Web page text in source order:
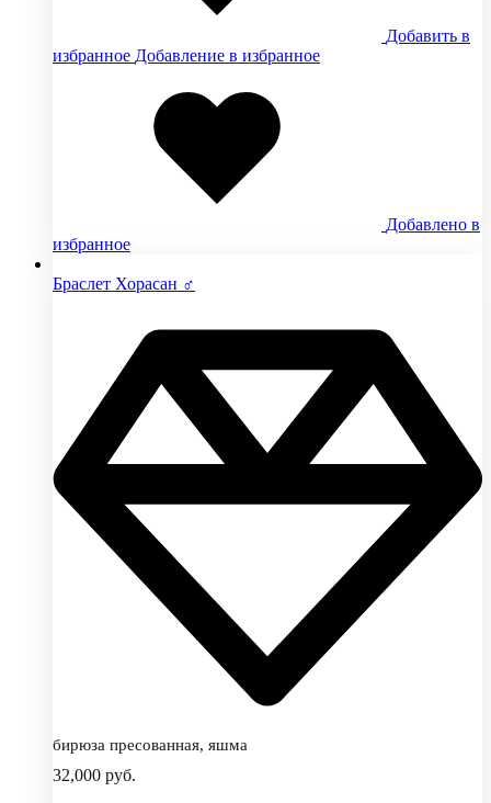
Добавить в
избранное Добавление в избранное
Добавлено в
избранное
Браслет Хорасан ♂
бирюза пресованная, яшма
32,000 руб.